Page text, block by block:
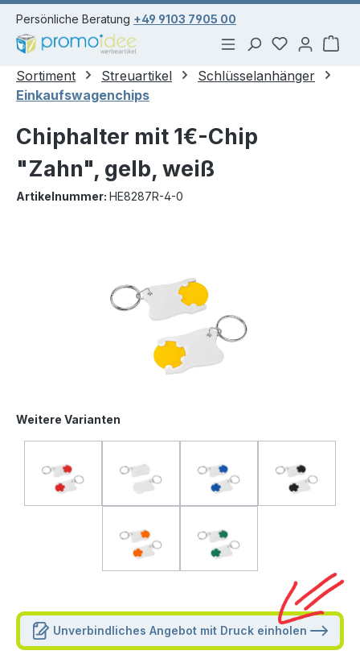
springen
Persönliche Beratung +49 9103 7905 00
Du hast 0
Sortiment Streuartikel
Schlüsselanhänger
Einkaufswagenchips
Chiphalter mit 1€-Chip
"Zahn", gelb, weiß
Artikelnummer: HE8287R-4-0
Weitere Varianten
Unverbindliches Angebot mit Druck einholen